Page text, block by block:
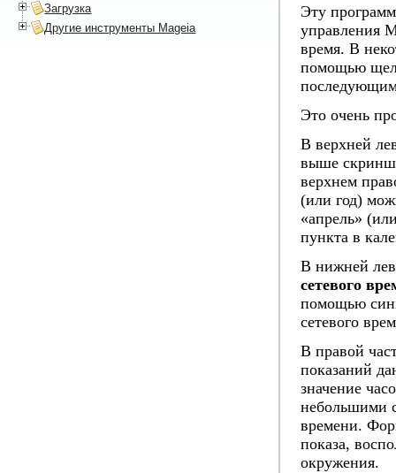
Эту
управления
время. В
помощью
Это очень
В верхней
выше
верхнем
(или год)
«апрель»
пункта в
В нижней
сетевого
помощью
сетевого
В правой
показаний
значение
небольшими
времени.
показа,
окружения.
Загрузка
Другие инструменты Mageia